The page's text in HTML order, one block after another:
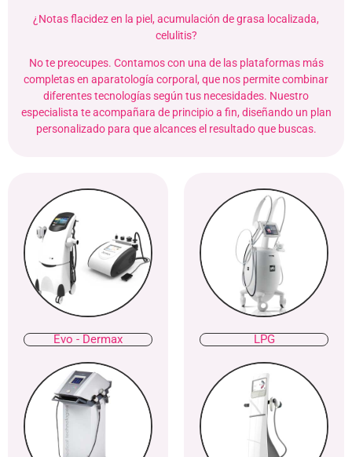
¿Notas flacidez en la piel, acumulación de grasa localizada,
celulitis?
No te preocupes. Contamos con una de las plataformas más
completas en aparatología corporal, que nos permite combinar
diferentes tecnologías según tus necesidades. Nuestro
especialista te acompañara de principio a fin, diseñando un plan
personalizado para que alcances el resultado que buscas.
Evo - Dermax LPG